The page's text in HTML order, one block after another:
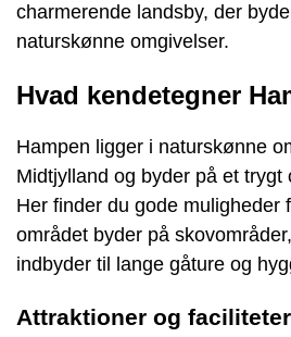
charmerende landsby, der
naturskønne omgivelser.
Hvad kendetegner
Hampen ligger i naturskønne
Midtjylland og byder på et
Her finder du gode muligheder
området byder på
indbyder til lange gåture og
Attraktioner og